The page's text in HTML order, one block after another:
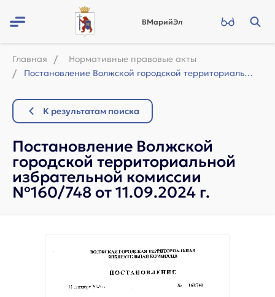
ВМарийЭл
Главная
Нормативные правовые акты
Постановление Волжской городской территориальной избрательной комиссии №160/748 ...
К результатам поиска
Постановление Волжской
городской территориальной
избрательной комиссии
№160/748 от 11.09.2024 г.